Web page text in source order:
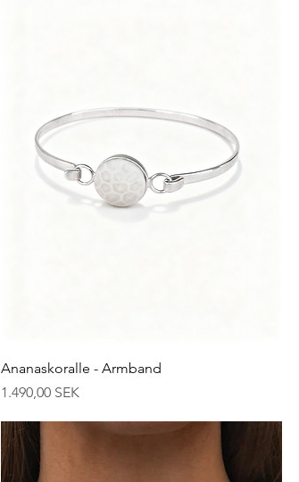
Schnellansicht
Ananaskoralle - Armband
Preis
1.490,00 SEK